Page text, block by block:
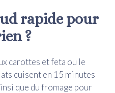
rapide pour
?
carottes et feta ou le
cuisent en 15 minutes
que du fromage pour